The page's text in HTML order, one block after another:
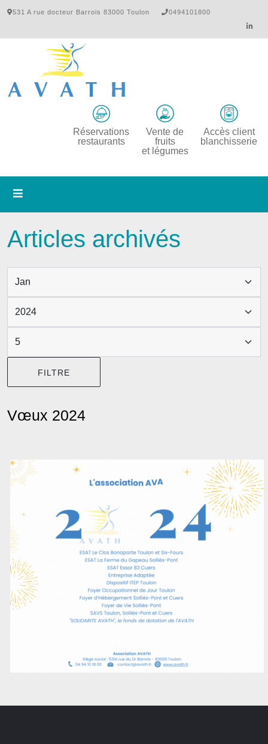
531 A rue docteur Barrois 83000 Toulon 0494101800
Réservations
restaurants
Vente de
fruits
et légumes
Accès client
blanchisserie
Articles archivés
FILTRE
Vœux 2024